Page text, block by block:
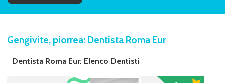
Gengivite, piorrea: Dentista Roma Eur
Dentista Roma Eur: Elenco Dentisti